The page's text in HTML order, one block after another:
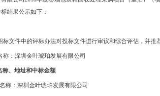
结果公示如下：
标文件中的评标办法对投标文件进行审议和综合评估，并推
称：深圳金叶琥珀发展有限公司
称、地址和中标金额
称：深圳金叶琥珀发展有限公司